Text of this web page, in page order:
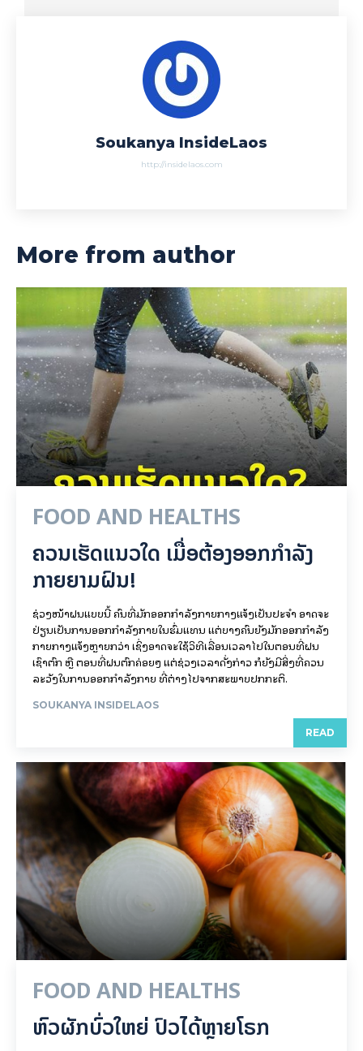
Soukanya InsideLaos
http://insidelaos.com
More from author
FOOD AND HEALTHS
ຄວນເຮັດແນວໃດ ເມື່ອຕ້ອງອອກກຳລັງ
ກາຍຍາມຝົນ!
ຊ່ວງໜ້າຝົນແບບນີ້ ຄົນທີ່ມັກອອກກຳລັງກາຍກາງແຈ້ງເປັນປະຈຳ ອາດຈະ
ປ່ຽນເປັນການອອກກຳລັງກາຍໃນຮົ່ມແທນ ແຕ່ບາງຄົນຍັງມັກອອກກຳລັງ
ກາຍກາງແຈ້ງຫຼາຍກວ່າ ເຊິ່ງອາດຈະໃຊ້ວິທີເລື່ອນເວລາໄປໃນຕອນທີ່ຝົນ
ເຊົາຕົກ ຫຼື ຕອນທີ່ຝົນຕົກຄ່ອຍໆ ແຕ່ຊ່ວງເວລາດັ່ງກ່າວ ກໍຍັງມີສິ່ງທີ່ຄວນ
ລະວັງໃນການອອກກຳລັງກາຍ ທີ່ຕ່າງໄປຈາກສະພາບປົກກະຕິ.
SOUKANYA INSIDELAOS
READ
FOOD AND HEALTHS
ຫົວຜັກບົ່ວໃຫຍ່ ປົວໄດ້ຫຼາຍໂຣກ